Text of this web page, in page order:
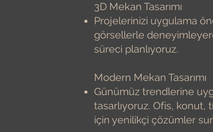
3D Mekan Tasarımı
Projelerinizi uygulama
görsellerle
süreci planlıyoruz.
Modern Mekan Tasarımı
Günümüz trendlerine
tasarlıyoruz. Ofis,
için yenilikçi çözümler